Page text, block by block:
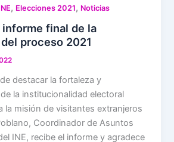
, Elecciones 2021, Noticias
informe final de la
proceso 2021
destacar la fortaleza y
la institucionalidad electoral
la misión de visitantes extranjeros
Coordinador de Asuntos
INE, recibe el informe y agradece